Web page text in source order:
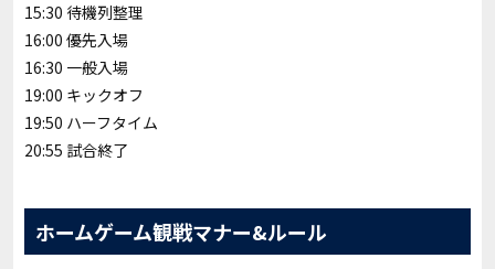
15:30 待機列整理
16:00 優先入場
16:30 一般入場
19:00 キックオフ
19:50 ハーフタイム
20:55 試合終了
ホームゲーム観戦マナー&ルール